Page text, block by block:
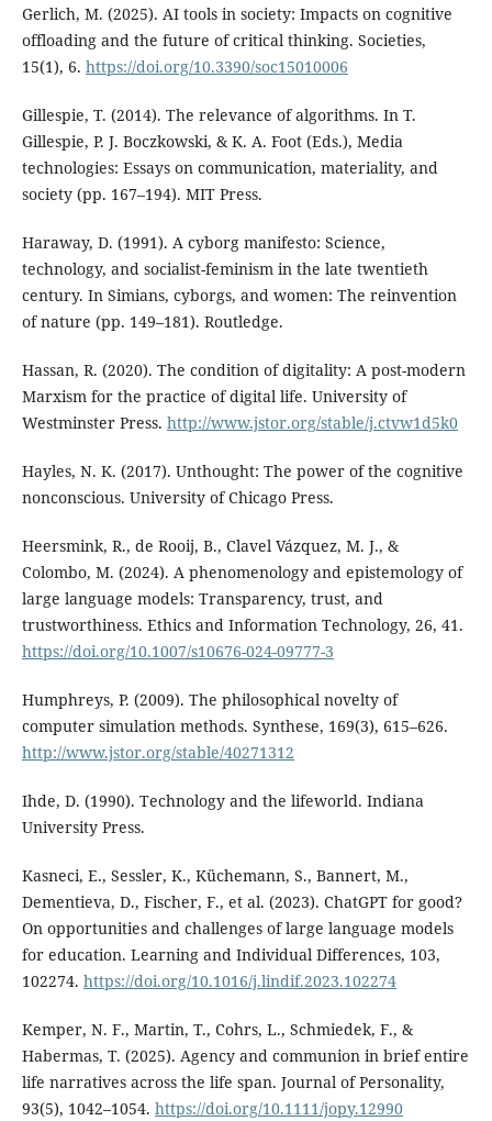
Gerlich, M. (2025). AI tools in society: Impacts on cognitive
offloading and the future of critical thinking. Societies,
15(1), 6. https://doi.org/10.3390/soc15010006
Gillespie, T. (2014). The relevance of algorithms. In T.
Gillespie, P. J. Boczkowski, & K. A. Foot (Eds.), Media
technologies: Essays on communication, materiality, and
society (pp. 167–194). MIT Press.
Haraway, D. (1991). A cyborg manifesto: Science,
technology, and socialist-feminism in the late twentieth
century. In Simians, cyborgs, and women: The reinvention
of nature (pp. 149–181). Routledge.
Hassan, R. (2020). The condition of digitality: A post-modern
Marxism for the practice of digital life. University of
Westminster Press. http://www.jstor.org/stable/j.ctvw1d5k0
Hayles, N. K. (2017). Unthought: The power of the cognitive
nonconscious. University of Chicago Press.
Heersmink, R., de Rooij, B., Clavel Vázquez, M. J., &
Colombo, M. (2024). A phenomenology and epistemology of
large language models: Transparency, trust, and
trustworthiness. Ethics and Information Technology, 26, 41.
https://doi.org/10.1007/s10676-024-09777-3
Humphreys, P. (2009). The philosophical novelty of
computer simulation methods. Synthese, 169(3), 615–626.
http://www.jstor.org/stable/40271312
Ihde, D. (1990). Technology and the lifeworld. Indiana
University Press.
Kasneci, E., Sessler, K., Küchemann, S., Bannert, M.,
Dementieva, D., Fischer, F., et al. (2023). ChatGPT for good?
On opportunities and challenges of large language models
for education. Learning and Individual Differences, 103,
102274. https://doi.org/10.1016/j.lindif.2023.102274
Kemper, N. F., Martin, T., Cohrs, L., Schmiedek, F., &
Habermas, T. (2025). Agency and communion in brief entire
life narratives across the life span. Journal of Personality,
93(5), 1042–1054. https://doi.org/10.1111/jopy.12990